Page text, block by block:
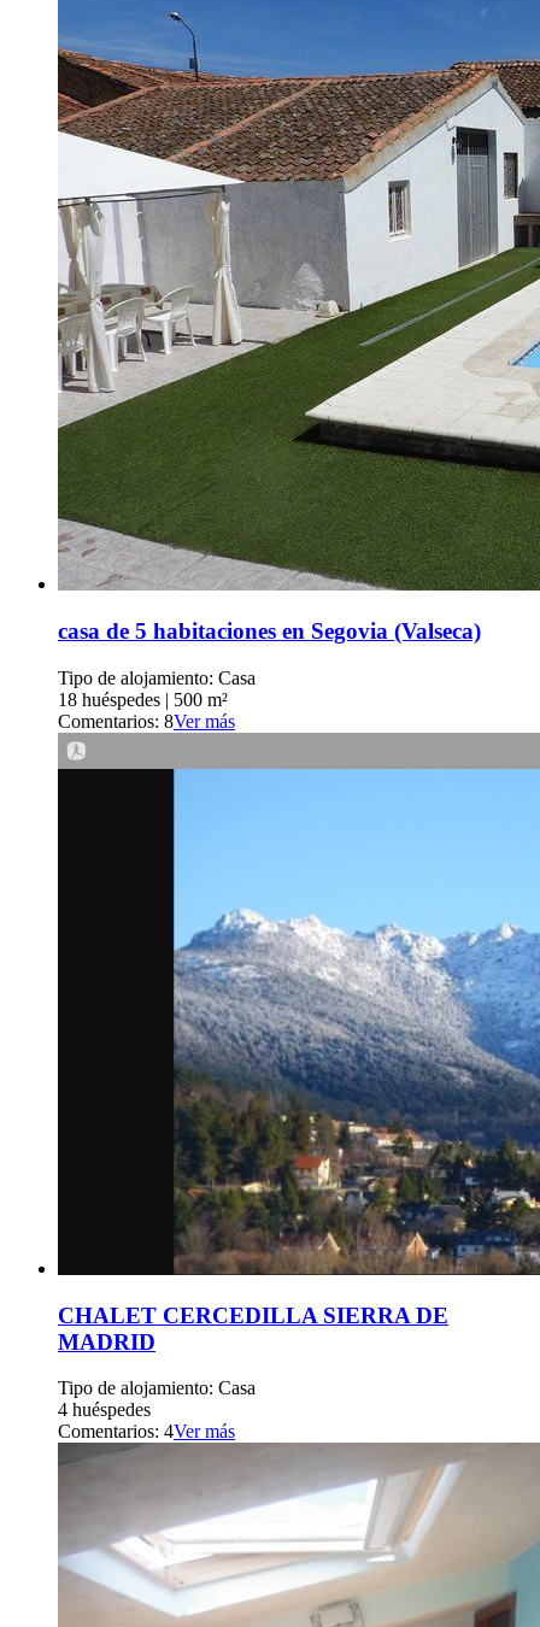
casa de 5 habitaciones en Segovia (Valseca)
Tipo de alojamiento: Casa
18 huéspedes | 500 m²
Comentarios: 8Ver más
CHALET CERCEDILLA SIERRA DE
MADRID
Tipo de alojamiento: Casa
4 huéspedes
Comentarios: 4Ver más